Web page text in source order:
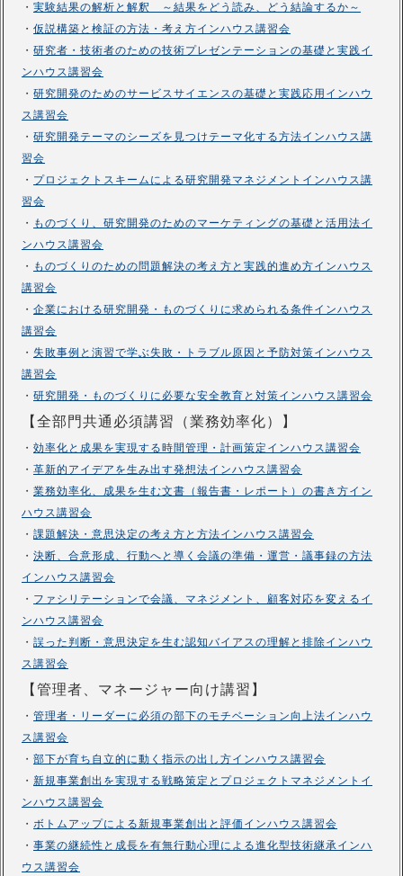
・ 実験結果の解析と解釈 ～結果をどう読み、どう結論するか～
・ 仮説構築と検証の方法・考え方インハウス講習会
・ 研究者・技術者のための技術プレゼンテーションの基礎と実践イ
ンハウス講習会
・ 研究開発のためのサービスサイエンスの基礎と実践応用インハウ
ス講習会
・ 研究開発テーマのシーズを見つけテーマ化する方法インハウス講
習会
・ プロジェクトスキームによる研究開発マネジメントインハウス講
習会
・ ものづくり、研究開発のためのマーケティングの基礎と活用法イ
ンハウス講習会
・ ものづくりのための問題解決の考え方と実践的進め方インハウス
講習会
・ 企業における研究開発・ものづくりに求められる条件インハウス
講習会
・ 失敗事例と演習で学ぶ失敗・トラブル原因と予防対策インハウス
講習会
・ 研究開発・ものづくりに必要な安全教育と対策インハウス講習会
【全部門共通必須講習（業務効率化）】
・ 効率化と成果を実現する時間管理・計画策定インハウス講習会
・ 革新的アイデアを生み出す発想法インハウス講習会
・ 業務効率化、成果を生む文書（報告書・レポート）の書き方イン
ハウス講習会
・ 課題解決・意思決定の考え方と方法インハウス講習会
・ 決断、合意形成、行動へと導く会議の準備・運営・議事録の方法
インハウス講習会
・ ファシリテーションで会議、マネジメント、顧客対応を変えるイ
ンハウス講習会
・ 誤った判断・意思決定を生む認知バイアスの理解と排除インハウ
ス講習会
【管理者、マネージャー向け講習】
・ 管理者・リーダーに必須の部下のモチベーション向上法インハウ
ス講習会
・ 部下が育ち自立的に動く指示の出し方インハウス講習会
・ 新規事業創出を実現する戦略策定とプロジェクトマネジメントイ
ンハウス講習会
・ ボトムアップによる新規事業創出と評価インハウス講習会
・ 事業の継続性と成長を有無行動心理による進化型技術継承インハ
ウス講習会